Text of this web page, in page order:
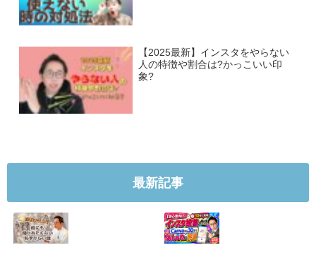
【2025最新】インスタをやらない
人の特徴や割合は?かっこいい印
象?
最新記事